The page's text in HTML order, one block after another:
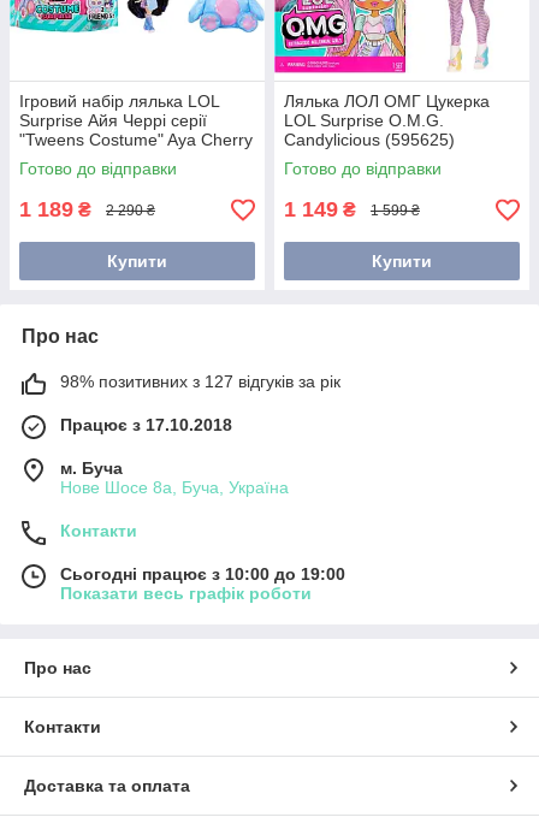
Ігровий набір лялька LOL
Surprise Айя Черрі серії
"Tweens Costume" Aya Cherry
(504054)
Готово до відправки
1 189 ₴ 2 290 ₴
Купити
Лялька ЛОЛ ОМГ Цукерка
LOL Surprise O.M.G.
Candylicious (595625)
Готово до відправки
1 149 ₴ 1 599 ₴
Купити
Про нас
98% позитивних з 127 відгуків за рік
Працює з 17.10.2018
м. Буча
Нове Шосе 8а, Буча, Україна
Контакти
Сьогодні працює з 10:00 до 19:00
Показати весь графік роботи
Про нас
Контакти
Доставка та оплата